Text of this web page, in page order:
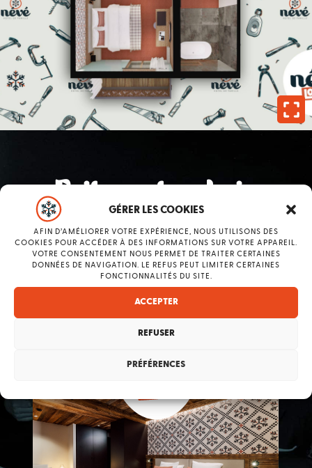
GÉRER LES COOKIES
AFIN D’AMÉLIORER VOTRE EXPÉRIENCE, NOUS UTILISONS DES
COOKIES POUR ACCÉDER À DES INFORMATIONS SUR VOTRE APPAREIL.
VOTRE CONSENTEMENT NOUS PERMET DE TRAITER CERTAINES
DONNÉES DE NAVIGATION. LE REFUS PEUT LIMITER CERTAINES
FONCTIONNALITÉS DU SITE.
ACCEPTER
REFUSER
PRÉFÉRENCES
Faites votre choix
NOS CHAMBRES
2/3 PERSONNES